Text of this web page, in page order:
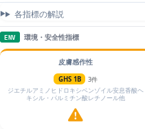
各指標の解説
ENV 環境・安全性指標
皮膚感作性
GHS 1B
3件
ジエチルアミノヒドロキシベンゾイル安息香酸ヘ
キシル・パルミチン酸レチノール他